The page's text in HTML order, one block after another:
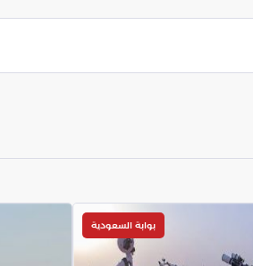
بوابة السعودية